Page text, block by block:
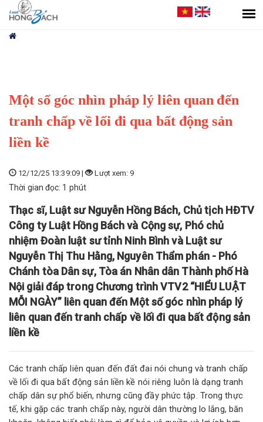
Bạn
đang
ở
Một số góc nhìn pháp lý liên quan đến
tranh chấp về lối đi qua bất động sản
liền kề
12/12/25 13:39:09 | Lượt xem: 9
Thời gian đọc: 1 phút
Thạc sĩ, Luật sư Nguyễn Hồng Bách, Chủ tịch HĐTV
Công ty Luật Hồng Bách và Cộng sự, Phó chủ
nhiệm Đoàn luật sư tỉnh Ninh Bình và Luật sư
Nguyễn Thị Thu Hằng, Nguyên Thẩm phán - Phó
Chánh tòa Dân sự, Tòa án Nhân dân Thành phố Hà
Nội giải đáp trong Chương trình VTV2 “HIỂU LUẬT
MỖI NGÀY” liên quan đến Một số góc nhìn pháp lý
liên quan đến tranh chấp về lối đi qua bất động sản
liền kề
Các tranh chấp liên quan đến đất đai nói chung và tranh chấp
về lối đi qua bất động sản liền kề nói riêng luôn là dạng tranh
chấp dân sự phổ biến, nhưng cũng đầy phức tập. Trong thực
tế, khi gặp các tranh chấp này, người dân thường lo lắng, băn